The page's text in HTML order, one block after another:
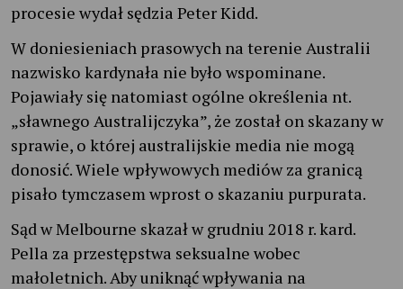
procesie wydał sędzia Peter Kidd.
W doniesieniach prasowych na terenie Australii
nazwisko kardynała nie było wspominane.
Pojawiały się natomiast ogólne określenia nt.
„sławnego Australijczyka”, że został on skazany w
sprawie, o której australijskie media nie mogą
donosić. Wiele wpływowych mediów za granicą
pisało tymczasem wprost o skazaniu purpurata.
Sąd w Melbourne skazał w grudniu 2018 r. kard.
Pella za przestępstwa seksualne wobec
małoletnich. Aby uniknąć wpływania na